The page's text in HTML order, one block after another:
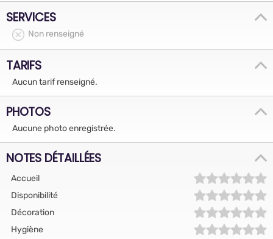
SERVICES
Non renseigné
TARIFS
Aucun tarif renseigné.
PHOTOS
Aucune photo enregistrée.
NOTES DÉTAILLÉES
Accueil
Disponibilité
Décoration
Hygiène